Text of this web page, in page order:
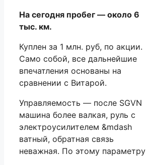
На сегодня пробег — около 6
тыс. км.
Куплен за 1 млн. руб, по акции.
Само собой, все дальнейшие
впечатления основаны на
сравнении с Витарой.
Управляемость — после SGVN
машина более валкая, руль с
электроусилителем &mdash
ватный, обратная связь
неважная. По этому параметру